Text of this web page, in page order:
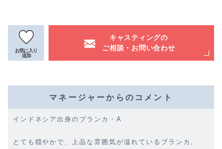
お気に入り
追加
キャスティングの
ご相談・お問い合わせ
マネージャーからのコメント
インドネシア出身のブランカ・A
とても穏やかで、上品な雰囲気が溢れているブランカ。